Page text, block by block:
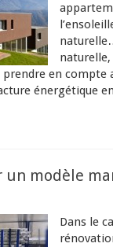
prendre en
énergétique
un modèle
Dans le